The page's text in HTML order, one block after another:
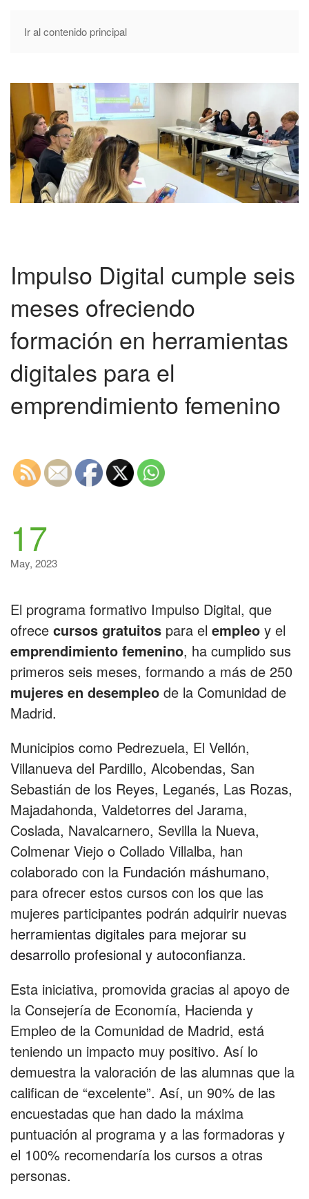
Ir al contenido principal
Impulso Digital cumple seis
meses ofreciendo
formación en herramientas
digitales para el
emprendimiento femenino
17
May, 2023
El programa formativo Impulso Digital, que
ofrece cursos gratuitos para el empleo y el
emprendimiento femenino, ha cumplido sus
primeros seis meses, formando a más de 250
mujeres en desempleo de la Comunidad de
Madrid.
Municipios como Pedrezuela, El Vellón,
Villanueva del Pardillo, Alcobendas, San
Sebastián de los Reyes, Leganés, Las Rozas,
Majadahonda, Valdetorres del Jarama,
Coslada, Navalcarnero, Sevilla la Nueva,
Colmenar Viejo o Collado Villalba, han
colaborado con la Fundación máshumano,
para ofrecer estos cursos con los que las
mujeres participantes podrán adquirir nuevas
herramientas digitales para mejorar su
desarrollo profesional y autoconfianza.
Esta iniciativa, promovida gracias al apoyo de
la Consejería de Economía, Hacienda y
Empleo de la Comunidad de Madrid, está
teniendo un impacto muy positivo. Así lo
demuestra la valoración de las alumnas que la
califican de “excelente”. Así, un 90% de las
encuestadas que han dado la máxima
puntuación al programa y a las formadoras y
el 100% recomendaría los cursos a otras
personas.